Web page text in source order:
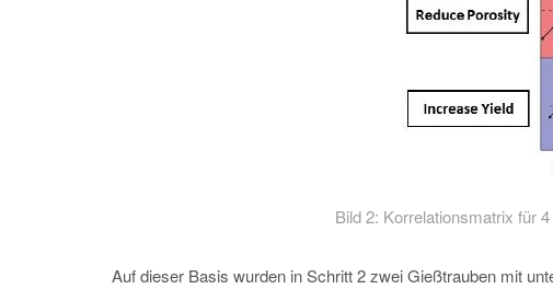
Bild 2: Korrelationsmatrix für
Auf dieser Basis wurden in Schritt 2 zwei Gießtrauben mit